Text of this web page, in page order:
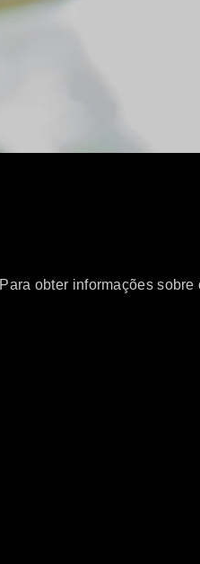
Para obter informações